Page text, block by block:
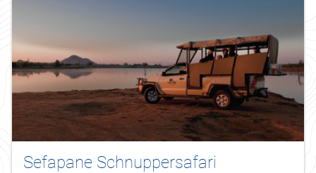
Sefapane Schnuppersafari